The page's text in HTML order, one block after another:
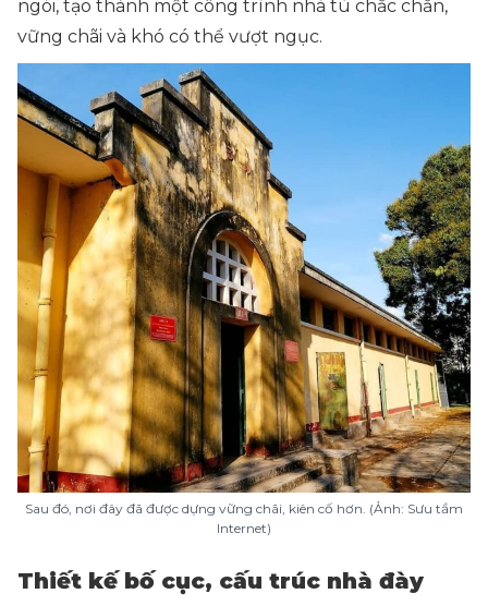
ngói, tạo thành một công trình nhà tù chắc chắn,
vững chãi và khó có thể vượt ngục.
Sau đó, nơi đây đã được dựng vững chãi, kiên cố hơn. (Ảnh: Sưu tầm
Internet)
Thiết kế bố cục, cấu trúc nhà đày